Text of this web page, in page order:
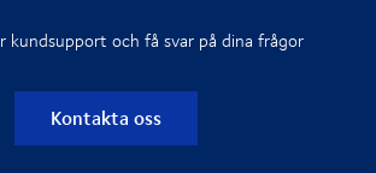
kundsupport och få svar på dina frågor
Kontakta oss